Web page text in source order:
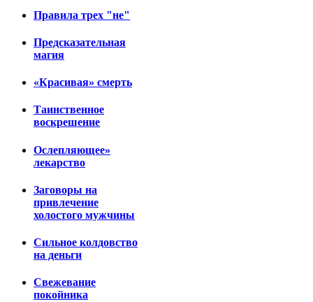
Правила трех "не"
Предсказательная
магия
«Красивая» смерть
Таинственное
воскрешение
Ослепляющее»
лекарство
Заговоры на
привлечение
холостого мужчины
Сильное колдовство
на деньги
Свежевание
покойника